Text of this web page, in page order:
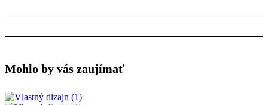
Mohlo by vás zaujímať